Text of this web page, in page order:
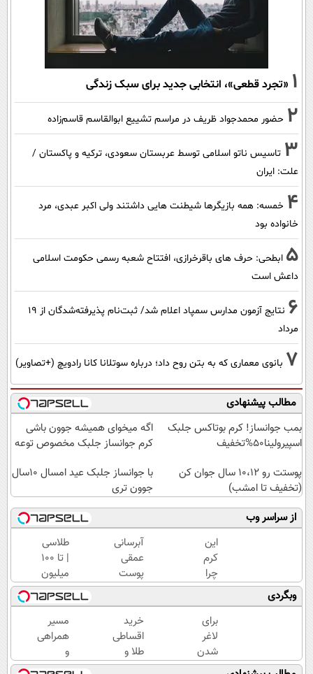
1 «تجرد قطعی»، انتخابی جدید برای سبک زندگی
2 حضور محمدجواد ظریف در مراسم تشییع ابوالقاسم قاسم‌زاده
3 تاسیس ناتو اسلامی توسط عربستان سعودی، ترکیه و پاکستان /
علت: ایران
4 خمسه: همه بازیگرها شیطنت هایی داشتند ولی اکبر عبدی، مرد
خانواده بود
5 ابطحی: حرف های باقرخرازی، افتتاح شعبه رسمی حکومت اسلامی
داعش است
6
نتایج آزمون مدارس سمپاد اعلام شد/ ثبت‌نام پذیرفته‌شدگان از ۱۹
مرداد
7 بانوی معماری که به بتن روح داد؛ درباره سوتلانا کانا رادویچ (+تصاویر)
مطالب پیشنهادی
بمب جوانساز! کرم بوتاکس جلبک
اسپیرولینا50%تخفیف
اگه میخوای همیشه جوون باشی
کرم جوانساز جلبک مخصوص توعه
پوستت رو 10،12 سال جوان کن
(تخفیف تا امشب)
با جوانساز جلبک عید امسال ۱۰سال
جوون تری
از سراسر وب
این
کرم
چرا
اینقدر
سر
زبون‌ها
افتاده؟
آبرسانی
عمقی
پوست
در
تابستان
با کرم
جوانساز
آلمانی!
طلاسی
| تا 100
میلیون
وام
آنی
خرید
طلا💰
ثبت
نام
وبگردی
برای
لاغر
شدن
کافیه
خرید
اقساطی
طلا و
گوشی
مسیر
همراهی
و
گزارش